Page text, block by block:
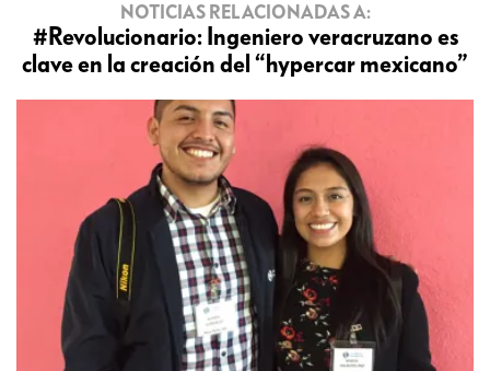
NOTICIAS RELACIONADAS A:
#Revolucionario: Ingeniero veracruzano es
clave en la creación del “hypercar mexicano”